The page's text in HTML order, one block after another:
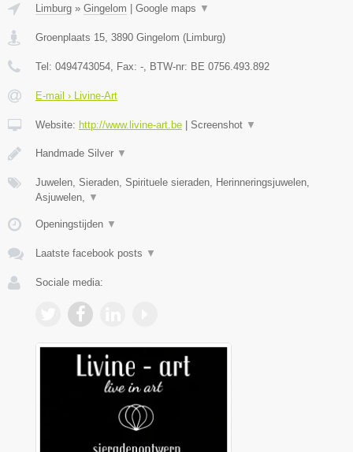
Limburg » Gingelom Google maps ▼
Groenplaats 15 3890 Gingelom ( Limburg)
Tel: 0494743054 , Fax: - , BTW-nr: BE 0756.493.892
E-mail › Livine-Art
Website: http://www.livine-art.be Screenshot ▼
Handmade Silver ▼
Juwelen, Sieraden, Spirituele sieraden, Herinneringsjuwelen,
Asjuwelen,
▼
Openingstijden ▼
Laatste facebook posts ▼
Sociale media: